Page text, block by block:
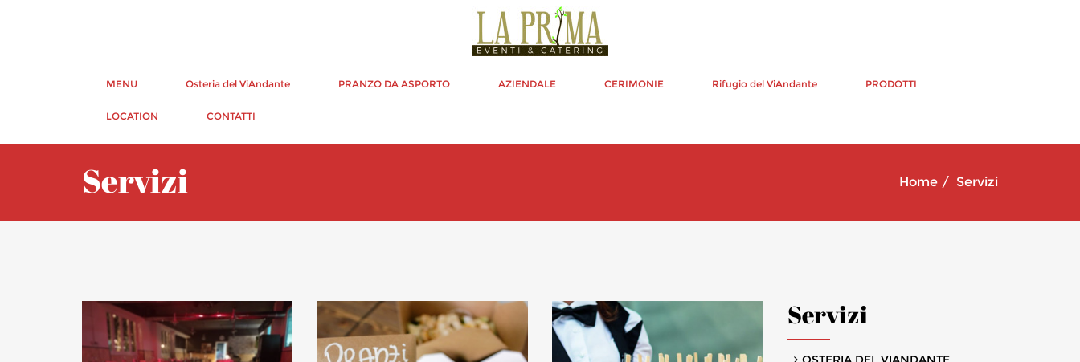
MENU Osteria del ViAndante PRANZO DA ASPORTO AZIENDALE CERIMONIE Rifugio del ViAndante PRODOTTI
LOCATION CONTATTI
Servizi Home Servizi
Servizi